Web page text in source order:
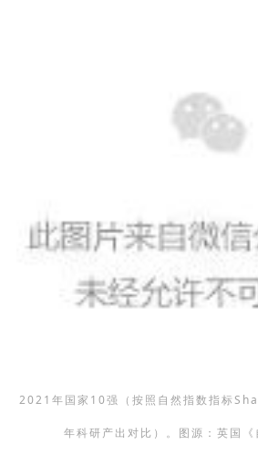
2021年国家10强（按照自然指数指标
年科研产出对比）。图源：英国